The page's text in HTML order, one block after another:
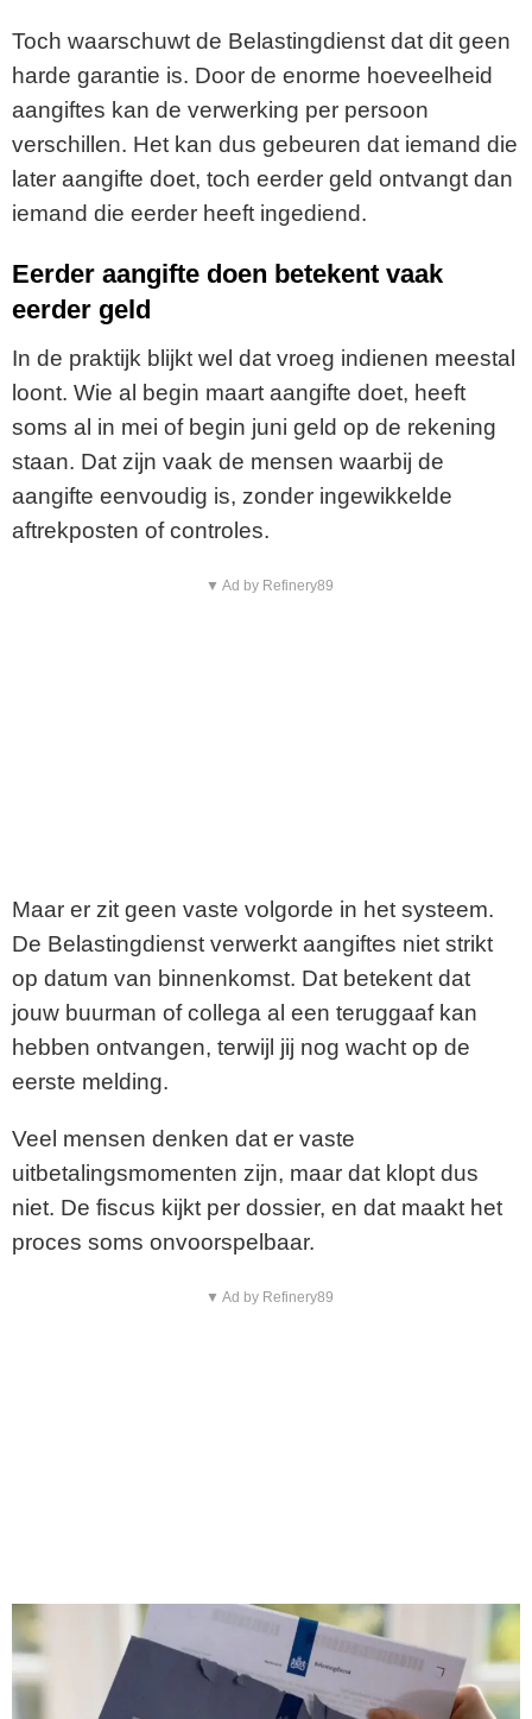
Toch waarschuwt de Belastingdienst dat dit geen
harde garantie is. Door de enorme hoeveelheid
aangiftes kan de verwerking per persoon
verschillen. Het kan dus gebeuren dat iemand die
later aangifte doet, toch eerder geld ontvangt dan
iemand die eerder heeft ingediend.
Eerder aangifte doen betekent vaak
eerder geld
In de praktijk blijkt wel dat vroeg indienen meestal
loont. Wie al begin maart aangifte doet, heeft
soms al in mei of begin juni geld op de rekening
staan. Dat zijn vaak de mensen waarbij de
aangifte eenvoudig is, zonder ingewikkelde
aftrekposten of controles.
▼ Ad by Refinery89
Maar er zit geen vaste volgorde in het systeem.
De Belastingdienst verwerkt aangiftes niet strikt
op datum van binnenkomst. Dat betekent dat
jouw buurman of collega al een teruggaaf kan
hebben ontvangen, terwijl jij nog wacht op de
eerste melding.
Veel mensen denken dat er vaste
uitbetalingsmomenten zijn, maar dat klopt dus
niet. De fiscus kijkt per dossier, en dat maakt het
proces soms onvoorspelbaar.
▼ Ad by Refinery89